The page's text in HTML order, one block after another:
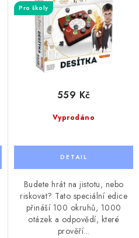
Pro školy
Vyprodáno
559 Kč
Budete hrát na jistotu, nebo
riskovat? Tato speciální edice
přináší 100 okruhů, 1000
otázek a odpovědí, které
prověří...